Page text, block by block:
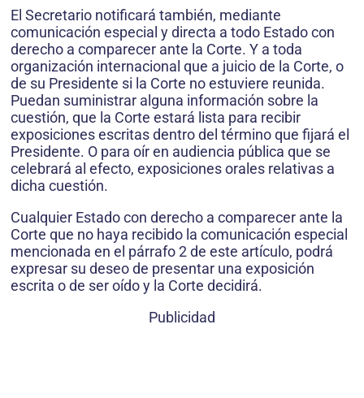
El Secretario notificará también, mediante
comunicación especial y directa a todo Estado con
derecho a comparecer ante la Corte. Y a toda
organización internacional que a juicio de la Corte, o
de su Presidente si la Corte no estuviere reunida.
Puedan suministrar alguna información sobre la
cuestión, que la Corte estará lista para recibir
exposiciones escritas dentro del término que fijará el
Presidente. O para oír en audiencia pública que se
celebrará al efecto, exposiciones orales relativas a
dicha cuestión.
Cualquier Estado con derecho a comparecer ante la
Corte que no haya recibido la comunicación especial
mencionada en el párrafo 2 de este artículo, podrá
expresar su deseo de presentar una exposición
escrita o de ser oído y la Corte decidirá.
Publicidad